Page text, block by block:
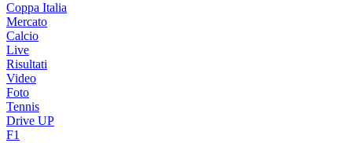
Coppa Italia
Mercato
Calcio
Live
Risultati
Video
Foto
Tennis
Drive UP
F1